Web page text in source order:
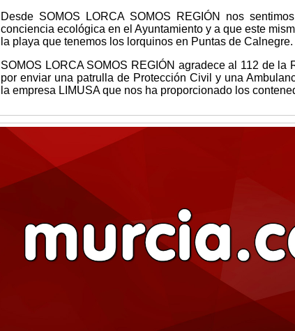
Desde SOMOS LORCA SOMOS REGIÓN nos
conciencia ecológica en el Ayuntamiento y a que este
la playa que tenemos los lorquinos en Puntas de Calnegre.
SOMOS LORCA SOMOS REGIÓN agradece al 112 de
por enviar una patrulla de Protección Civil y una
la empresa LIMUSA que nos ha proporcionado los